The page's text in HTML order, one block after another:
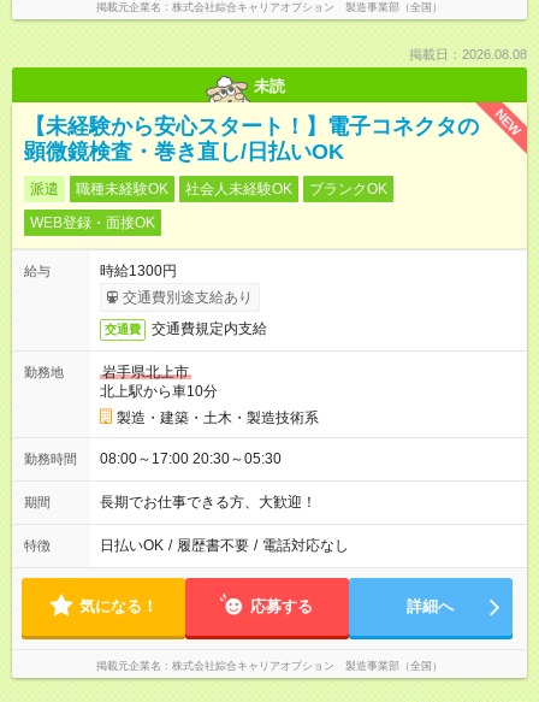
掲載元企業名 株式会社綜合キャリアオプション 製造事業部（全国）
掲載日：2026.08.08
未読
NEW
【未経験から安心スタート！】電子コネクタの
顕微鏡検査・巻き直し/日払いOK
派遣 職種未経験OK 社会人未経験OK
ブランクOK
WEB登録・面接OK
給与
時給1300円
交通費別途支給あり
交通費 交通費規定内支給
勤務地
岩手県北上市
北上駅から車10分
製造・建築・土木・製造技術系
勤務時間 08:00～17:00 20:30～05:30
期間 長期でお仕事できる方、大歓迎！
特徴 日払いOK / 履歴書不要 / 電話対応なし
気になる！ 応募する 詳細へ
掲載元企業名 株式会社綜合キャリアオプション 製造事業部（全国）